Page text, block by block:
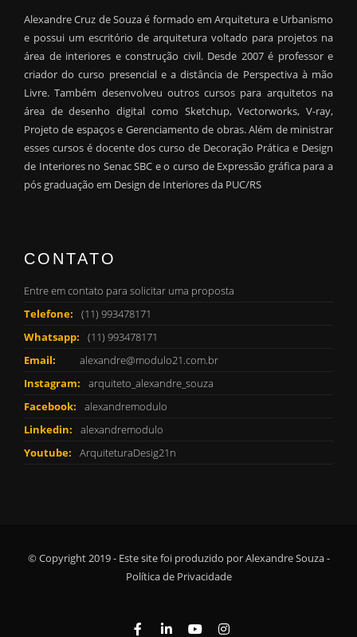
Alexandre Cruz de Souza é formado em Arquitetura e Urbanismo
e possui um escritório de arquitetura voltado para projetos na
área de interiores e construção civil. Desde 2007 é professor e
criador do curso presencial e a distância de Perspectiva à mão
Livre. Também desenvolveu outros cursos para arquitetos na
área de desenho digital como Sketchup, Vectorworks, V-ray,
Projeto de espaços e Gerenciamento de obras. Além de ministrar
esses cursos é docente dos curso de Decoração Prática e Design
de Interiores no Senac SBC e o curso de Expressão gráfica para a
pós graduação em Design de Interiores da PUC/RS
CONTATO
Entre em contato para solicitar uma proposta
Telefone:
(11) 993478171
Whatsapp:
(11) 993478171
Email:
alexandre@modulo21.com.br
Instagram:
arquiteto_alexandre_souza
Facebook:
alexandremodulo
Linkedin:
alexandremodulo
Youtube:
ArquiteturaDesig21n
© Copyright 2019 - Este site foi produzido por Alexandre Souza -
Política de Privacidade